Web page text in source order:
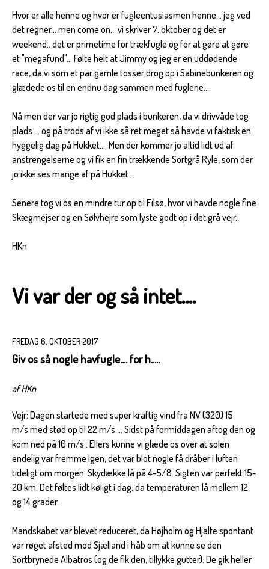
Hvor er alle henne og hvor er fugleentusiasmen henne... jeg ved
det regner... men come on... vi skriver 7. oktober og det er
weekend.. det er primetime for trækfugle og for at gøre at gøre
et "megafund"... Følte helt at Jimmy og jeg er en uddødende
race, da vi som et par gamle tosser drog op i Sabinebunkeren og
glædede os til en endnu dag sammen med fuglene....
Nå men der var jo rigtig god plads i bunkeren, da vi drivvåde tog
plads.... og på trods af vi ikke så ret meget så havde vi faktisk en
hyggelig dag på Hukket... Men der kommer jo altid lidt ud af
anstrengelserne og vi fik en fin trækkende Sortgrå Ryle, som der
jo ikke ses mange af på Hukket...
Senere tog vi os en mindre tur op til Filsø, hvor vi havde nogle fine
Skægmejser og en Sølvhejre som lyste godt op i det grå vejr...
HKn
Vi var der og så intet....
FREDAG 6. OKTOBER 2017
Giv os så nogle havfugle.... for h.....
af HKn
Vejr: Dagen startede med super kraftig vind fra NV (320) 15
m/s med stød op til 22 m/s.... Sidst på formiddagen aftog den og
kom ned på 10 m/s.. Ellers kunne vi glæde os over at solen
endelig var fremme igen, det var blot nogle få dråber i luften
tideligt om morgen. Skydække lå på 4-5/8. Sigten var perfekt 15-
20 km. Det føltes lidt køligt i dag, da temperaturen lå mellem 12
og 14 grader.
Mandskabet var blevet reduceret, da Højholm og Hjalte spontant
var røget afsted mod Sjælland i håb om at kunne se den
Sortbrynede Albatros (og de fik den, tillykke gutter). De gik heller